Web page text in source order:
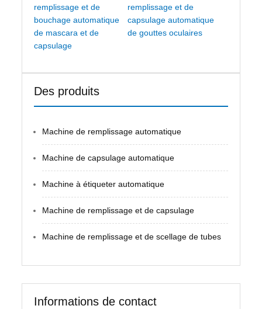
remplissage et de
bouchage automatique
de mascara et de
capsulage
remplissage et de
capsulage automatique
de gouttes oculaires
Des produits
Machine de remplissage automatique
Machine de capsulage automatique
Machine à étiqueter automatique
Machine de remplissage et de capsulage
Machine de remplissage et de scellage de tubes
Informations de contact